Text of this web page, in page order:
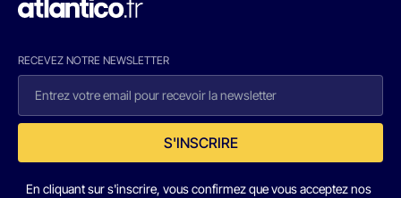
RECEVEZ NOTRE NEWSLETTER
S'INSCRIRE
En cliquant sur s'inscrire, vous confirmez que vous acceptez nos